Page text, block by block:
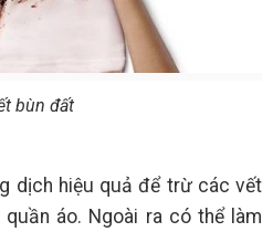
bùn đất
dịch hiệu quả để trừ các vết
áo. Ngoài ra có thể làm